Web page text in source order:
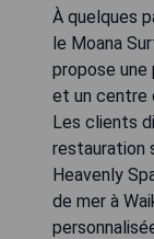
À quelques
le Moana
propose une
et un centre
Les clients
restauration
Heavenly
de mer à